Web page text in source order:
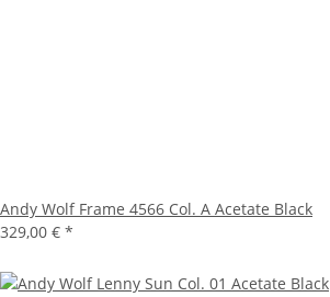
Andy Wolf Frame 4566 Col. A Acetate Black
329,00 € *